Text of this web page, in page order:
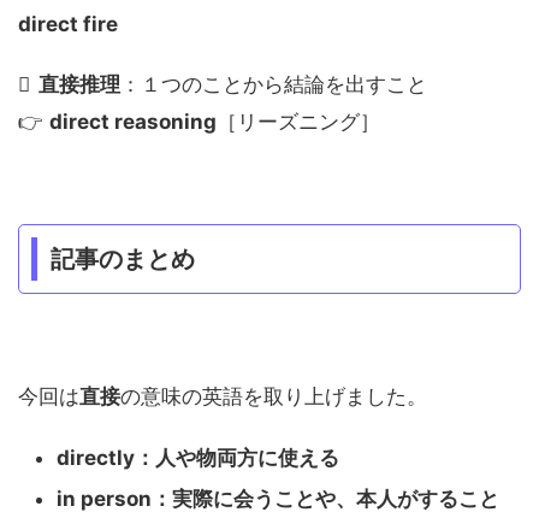
direct fire
直接推理 ：１つのことから結論を出すこと
👉 direct reasoning ［リーズニング］
記事のまとめ
今回は直接の意味の英語を取り上げました。
directly：人や物両方に使える
in person：実際に会うことや、本人がすること